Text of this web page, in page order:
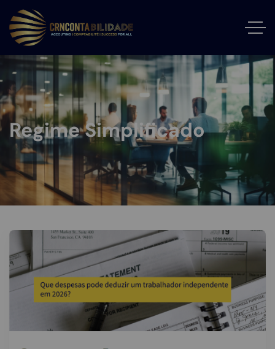
Regime Simplificado